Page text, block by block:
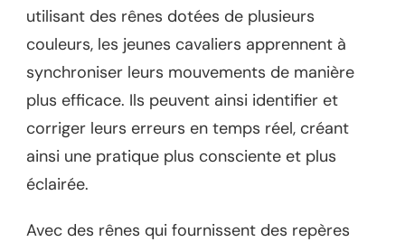
utilisant des rênes dotées de plusieurs
couleurs, les jeunes cavaliers apprennent à
synchroniser leurs mouvements de manière
plus efficace. Ils peuvent ainsi identifier et
corriger leurs erreurs en temps réel, créant
ainsi une pratique plus consciente et plus
éclairée.
Avec des rênes qui fournissent des repères